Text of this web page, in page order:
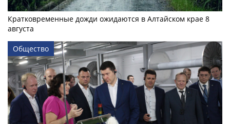
Кратковременные дожди ожидаются в Алтайском крае 8
августа
Общество